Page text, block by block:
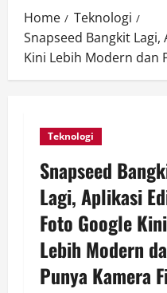
Home
Teknologi
Snapseed Bangkit
Kini Lebih Modern dan
Teknologi
Snapseed
Lagi, Aplikasi
Foto Google Kini
Lebih Modern
Punya Kamera